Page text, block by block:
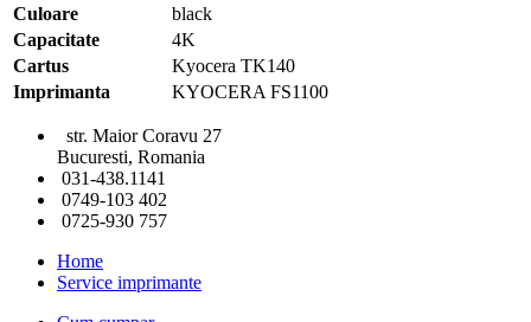
Culoare
black
Capacitate
4K
Cartus
Kyocera TK140
Imprimanta
KYOCERA FS1100
str. Maior Coravu 27
Bucuresti, Romania
031-438.1141
0749-103 402
0725-930 757
Home
Service imprimante